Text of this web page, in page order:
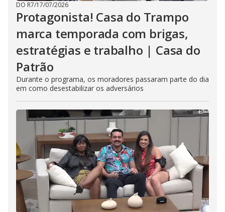
DO R7/17/07/2026
Protagonista! Casa do Trampo
marca temporada com brigas,
estratégias e trabalho | Casa do
Patrão
Durante o programa, os moradores passaram parte do dia
em como desestabilizar os adversários